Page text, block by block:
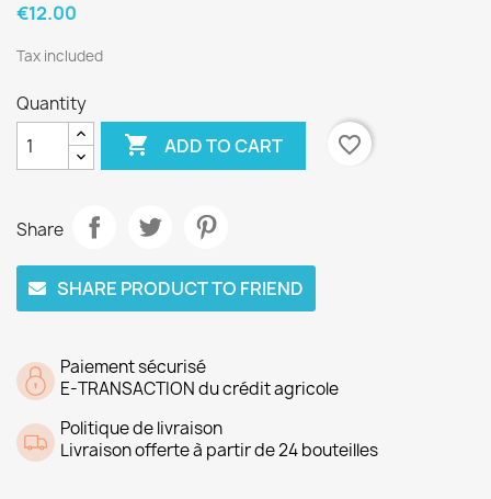
€12.00
Tax included
Quantity
 ADD TO CART favorite_border
Share
SHARE PRODUCT TO FRIEND
Paiement sécurisé
E-TRANSACTION du crédit agricole
Politique de livraison
Livraison offerte à partir de 24 bouteilles